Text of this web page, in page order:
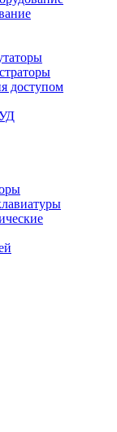
доступом